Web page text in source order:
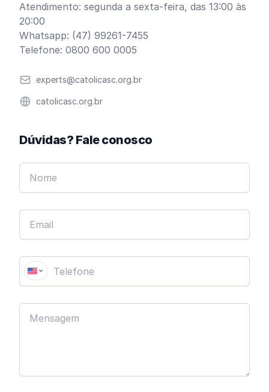
Atendimento: segunda a sexta-feira, das 13:00 às
20:00
Whatsapp: (47) 99261-7455
Telefone: 0800 600 0005
Emailexperts@catolicasc.org.br
Websitecatolicasc.org.br
Dúvidas? Fale conosco